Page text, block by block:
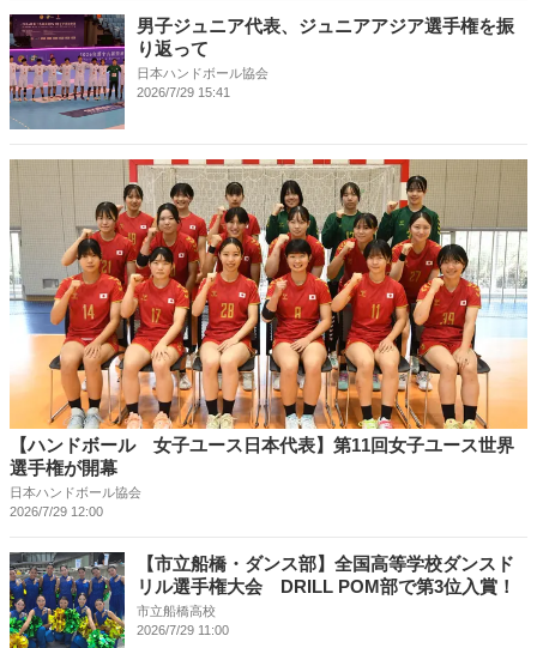
男子ジュニア代表、ジュニアアジア選手権を振
り返って
日本ハンドボール協会
2026/7/29 15:41
【ハンドボール 女子ユース日本代表】第11回女子ユース世界
選手権が開幕
日本ハンドボール協会
2026/7/29 12:00
【市立船橋・ダンス部】全国高等学校ダンスド
リル選手権大会 DRILL POM部で第3位入賞！
市立船橋高校
2026/7/29 11:00